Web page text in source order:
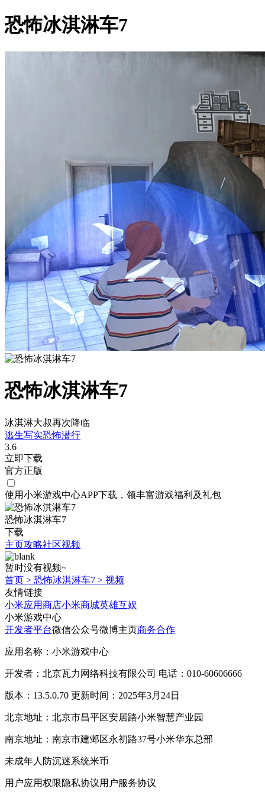
恐怖冰淇淋车7
恐怖冰淇淋车7
冰淇淋大叔再次降临
逃生写实恐怖潜行
3.6
立即下载
官方正版
使用小米游戏中心APP下载 ，领丰富游戏福利 及礼包
恐怖冰淇淋车7
下载
主页攻略社区视频
暂时没有视频~
首页 > 恐怖冰淇淋车7 > 视频
友情链接
小米应用商店小米商城英雄互娱
小米游戏中心
开发者平台微信公众号微博主页商务合作
应用名称：小米游戏中心
开发者：北京瓦力网络科技有限公司 电话：010-60606666
版本：13.5.0.70 更新时间：2025年3月24日
北京地址：北京市昌平区安居路小米智慧产业园
南京地址：南京市建邺区永初路37号小米华东总部
未成年人防沉迷系统米币
用户应用权限隐私协议用户服务协议